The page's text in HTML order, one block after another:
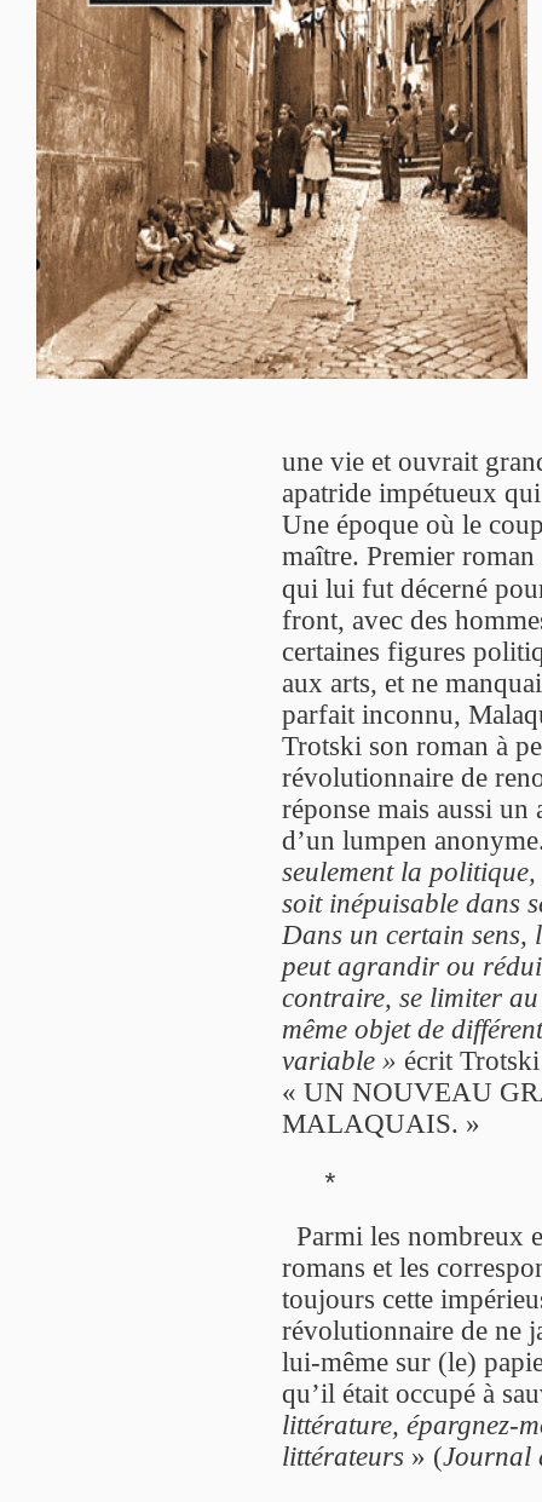
une vie et ouvrait
apatride impétueux
Une époque où le
maître. Premier
qui lui fut décerné
front, avec des
certaines figures
aux arts, et ne
parfait inconnu,
Trotski son roman à
révolutionnaire de
réponse mais aussi un
d’un lumpen
seulement la
soit inépuisable dans
Dans un certain
peut agrandir ou
contraire, se limiter
même objet de
variable » écrit
« UN NOUVEAU
MALAQUAIS. »
*
Parmi les nombreux
romans et les
toujours cette
révolutionnaire de ne
lui-même sur (le)
qu’il était occupé à
littérature, épargnez-
littérateurs » (Journal